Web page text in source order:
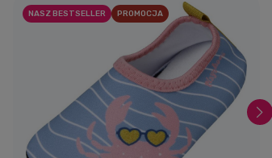
NASZ BESTSELLER PROMOCJA